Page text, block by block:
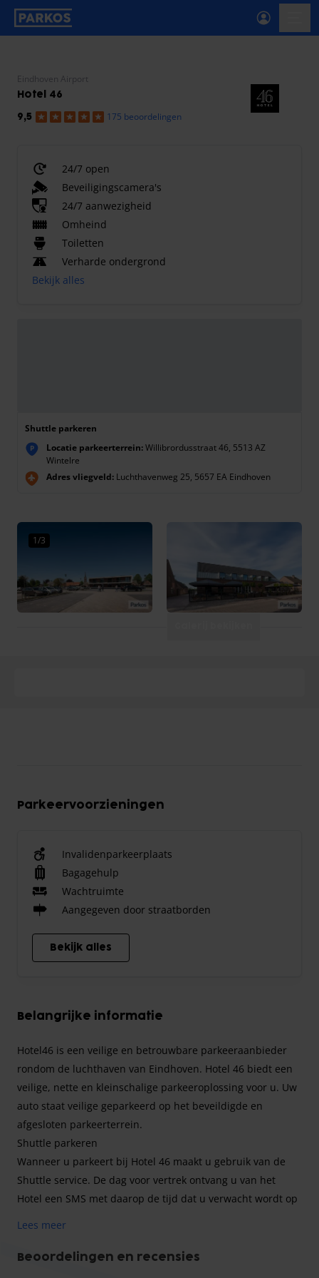
label-voor-primaire-navigatie
Eindhoven Airport
Hotel 46
9,5 175 beoordelingen
24/7 open
Beveiligingscamera's
24/7 aanwezigheid
Omheind
Toiletten
Verharde ondergrond
Bekijk alles
Shuttle parkeren
P Locatie parkeerterrein:Willibrordusstraat 46, 5513 AZ
Wintelre
Adres vliegveld: Luchthavenweg 25, 5657 EA Eindhoven
1/3
Parkeervoorzieningen
Invalidenparkeerplaats
Bagagehulp
Wachtruimte
Aangegeven door straatborden
Bekijk alles
Belangrijke informatie
Hotel46 is een veilige en betrouwbare parkeeraanbieder
rondom de luchthaven van Eindhoven. Hotel 46 biedt een
veilige, nette en kleinschalige parkeeroplossing voor u. Uw
auto staat veilige geparkeerd op het beveildigde en
afgesloten parkeerterrein.
Shuttle parkeren
Wanneer u parkeert bij Hotel 46 maakt u gebruik van de
Shuttle service. De dag voor vertrek ontvang u van het
Hotel een SMS met daarop de tijd dat u verwacht wordt op
aanwezig te zijn bij deze parking. Op de dag van vertrek
Lees meer
Beoordelingen en recensies